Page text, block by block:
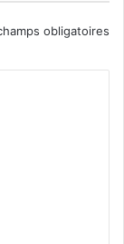
obligatoires